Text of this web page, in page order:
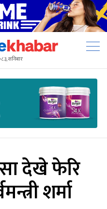
शनिबार
देखे फेरि
शर्मा